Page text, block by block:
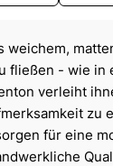
weichem,
fließen - wie in
verleiht
zu
für eine